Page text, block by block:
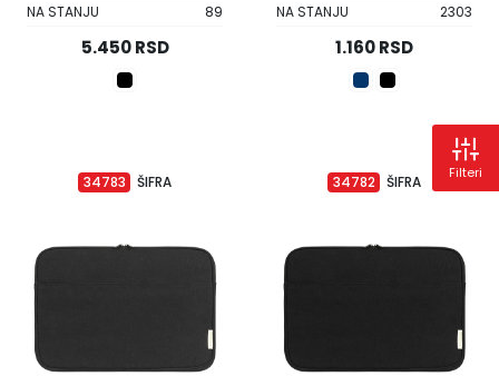
Filteri
NA STANJU 89
5.450 RSD
NA STANJU 2303
1.160 RSD
ŠIFRA
34783 ŠIFRA
34782